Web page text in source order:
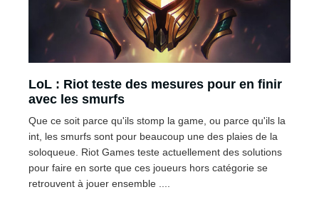
LoL : Riot teste des mesures pour en finir
avec les smurfs
Que ce soit parce qu'ils stomp la game, ou parce qu'ils la
int, les smurfs sont pour beaucoup une des plaies de la
soloqueue. Riot Games teste actuellement des solutions
pour faire en sorte que ces joueurs hors catégorie se
retrouvent à jouer ensemble ....